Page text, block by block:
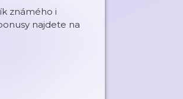
známého i
najdete na